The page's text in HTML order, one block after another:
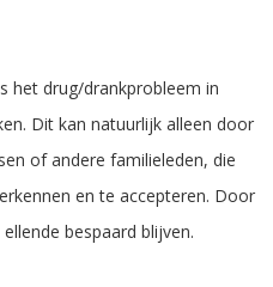
het drug/drankprobleem in
Dit kan natuurlijk alleen door
of andere familieleden, die
en te accepteren. Door
bespaard blijven.